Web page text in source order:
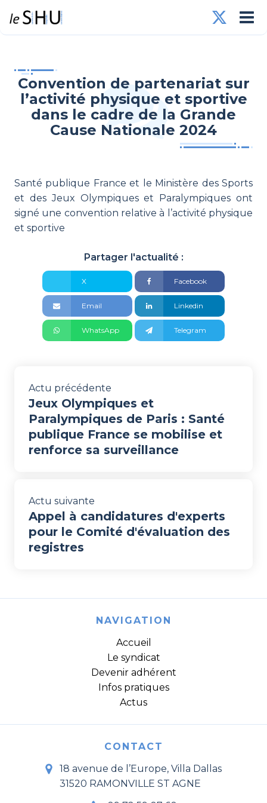
Convention de partenariat sur
l’activité physique et sportive
dans le cadre de la Grande
Cause Nationale 2024
Santé publique France et le Ministère des Sports
et des Jeux Olympiques et Paralympiques ont
signé une convention relative à l’activité physique
et sportive
Partager l'actualité :
X Facebook
Email Linkedin
WhatsApp Telegram
Actu précédente
Jeux Olympiques et
Paralympiques de Paris : Santé
publique France se mobilise et
renforce sa surveillance
Actu suivante
Appel à candidatures d'experts
pour le Comité d'évaluation des
registres
NAVIGATION
Accueil
Le syndicat
Devenir adhérent
Infos pratiques
Actus
CONTACT
18 avenue de l’Europe, Villa Dallas
31520 RAMONVILLE ST AGNE